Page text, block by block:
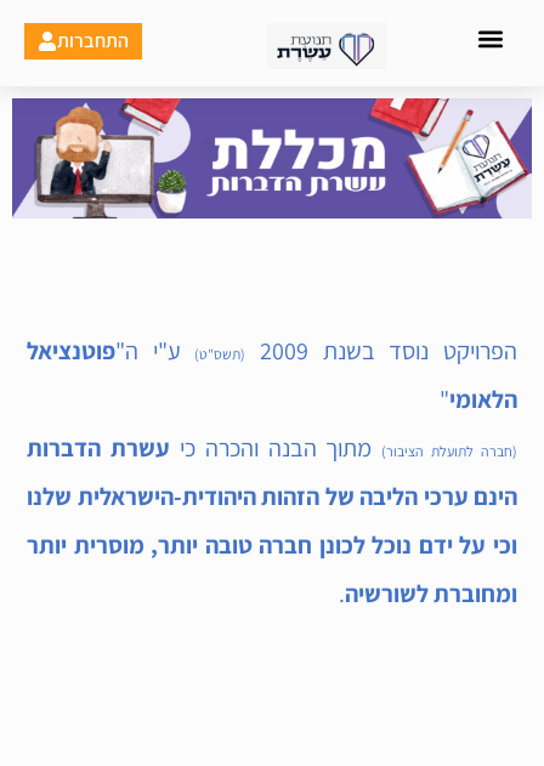
התחברות
הפרויקט נוסד בשנת 2009 (תשס"ט) ע"י ה"פוטנציאל
הלאומי"
(חברה לתועלת הציבור) מתוך הבנה והכרה כי עשרת הדברות
הינם ערכי הליבה של הזהות היהודית-הישראלית שלנו
וכי על ידם נוכל לכונן חברה טובה יותר, מוסרית יותר
ומחוברת לשורשיה.